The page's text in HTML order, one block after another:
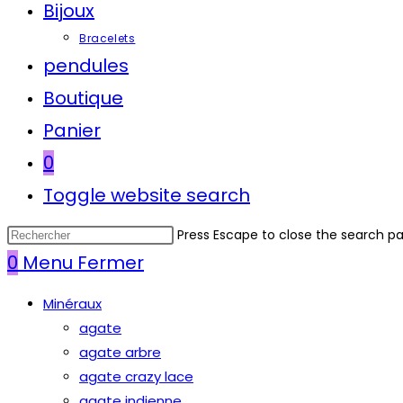
Bijoux
Bracelets
pendules
Boutique
Panier
0
Toggle website search
Press Escape to close the search
0 Menu Fermer
Minéraux
agate
agate arbre
agate crazy lace